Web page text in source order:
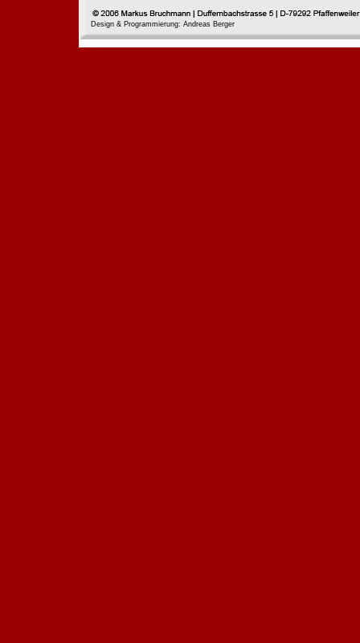
Design & Programmierung: Andreas Berger